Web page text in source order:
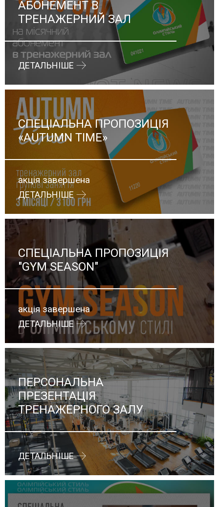
АБОНЕМЕНТ В
ТРЕНАЖЕРНИЙ ЗАЛ
ДЕТАЛЬНІШЕ
СПЕЦІАЛЬНА ПРОПОЗИЦІЯ
«AUTUMN TIME»
акція завершена
ДЕТАЛЬНІШЕ
СПЕЦІАЛЬНА ПРОПОЗИЦІЯ
"GYM SEASON"
акція завершена
ДЕТАЛЬНІШЕ
ПЕРСОНАЛЬНА
ПРЕЗЕНТАЦІЯ
ТРЕНАЖЕРНОГО ЗАЛУ
ДЕТАЛЬНІШЕ